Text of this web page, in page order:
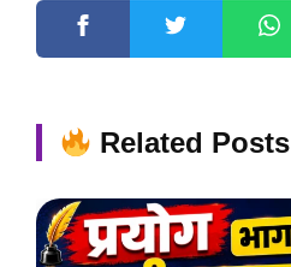
Related Posts